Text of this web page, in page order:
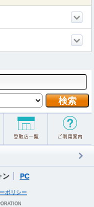
ン PC
ポリシー